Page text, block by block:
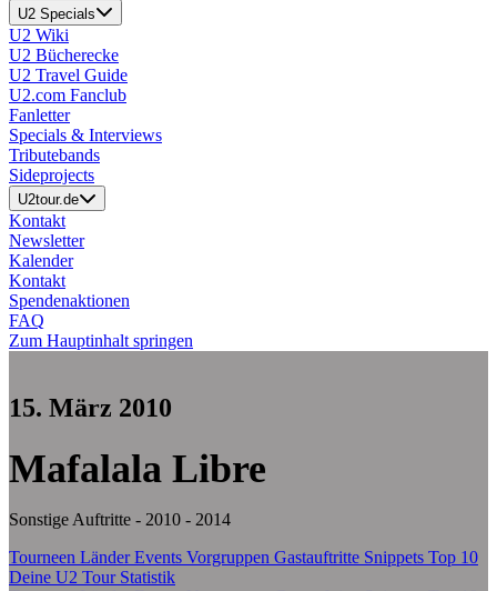
U2 Specials
U2 Wiki
U2 Bücherecke
U2 Travel Guide
U2.com Fanclub
Fanletter
Specials & Interviews
Tributebands
Sideprojects
U2tour.de
Kontakt
Newsletter
Kalender
Kontakt
Spendenaktionen
FAQ
Zum Hauptinhalt springen
15. März 2010
Mafalala Libre
Sonstige Auftritte - 2010 - 2014
Tourneen LänderEvents Vorgruppen Gastauftritte Snippets Top 10
Deine U2 Tour Statistik